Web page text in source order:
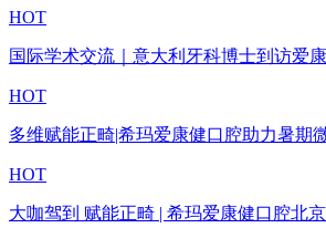
HOT
国际学术交流｜意大利牙科博士到访爱
HOT
多维赋能正畸|希玛爱康健口腔助力暑期
HOT
大咖驾到 赋能正畸 | 希玛爱康健口腔北